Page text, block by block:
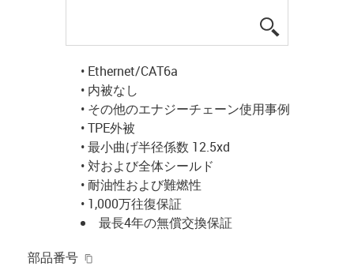
• Ethernet/CAT6a
• 内被なし
• その他のエナジーチェーン使用事例
• TPE外被
• 最小曲げ半径係数 12.5xd
• 対および全体シールド
• 耐油性および難燃性
• 1,000万往復保証
最長4年の無償交換保証
部品番号